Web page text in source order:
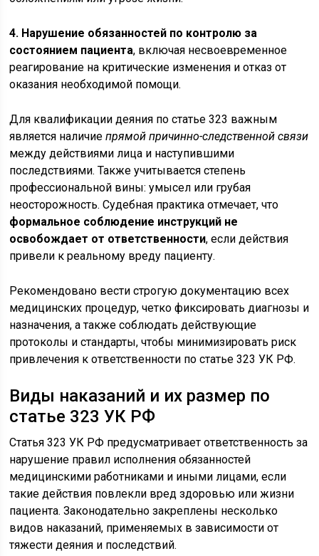
4. Нарушение обязанностей по контролю за
состоянием пациента, включая несвоевременное
реагирование на критические изменения и отказ от
оказания необходимой помощи.
Для квалификации деяния по статье 323 важным
является наличиепрямой причинно-следственной связи
между действиями лица и наступившими
последствиями. Также учитывается степень
профессиональной вины: умысел или грубая
неосторожность. Судебная практика отмечает, что
формальное соблюдение инструкций не
освобождает от ответственности, если действия
привели к реальному вреду пациенту.
Рекомендовано вести строгую документацию всех
медицинских процедур, четко фиксировать диагнозы и
назначения, а также соблюдать действующие
протоколы и стандарты, чтобы минимизировать риск
привлечения к ответственности по статье 323 УК РФ.
Виды наказаний и их размер по
статье 323 УК РФ
Статья 323 УК РФ предусматривает ответственность за
нарушение правил исполнения обязанностей
медицинскими работниками и иными лицами, если
такие действия повлекли вред здоровью или жизни
пациента. Законодательно закреплены несколько
видов наказаний, применяемых в зависимости от
тяжести деяния и последствий.